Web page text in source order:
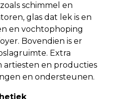
schimmel en
glas dat lek is en
en vochtophoping
Bovendien is er
Extra
artiesten en producties
en ondersteunen.